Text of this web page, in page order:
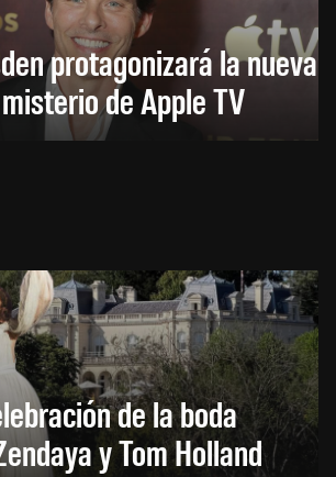
protagonizará la nueva
de Apple TV
de la boda
y Tom Holland